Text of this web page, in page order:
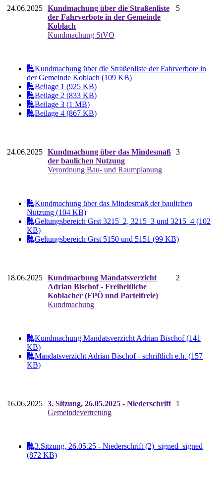
24.06.2025 Kundmachung über die Straßenliste
der Fahrverbote in der Gemeinde
Koblach
Kundmachung StVO
5
Kundmachung über die Straßenliste der Fahrverbote in
der Gemeinde Koblach (109 KB)
Beilage 1 (925 KB)
Beilage 2 (833 KB)
Beilage 3 (1 MB)
Beilage 4 (867 KB)
24.06.2025 Kundmachung über das Mindesmaß
der baulichen Nutzung
Verordnung Bau- und Raumplanung
3
Kundmachung über das Mindesmaß der baulichen
Nutzung (104 KB)
Geltungsbereich Grst 3215_2, 3215_3 und 3215_4 (102
KB)
Geltungsbereich Grst 5150 und 5151 (99 KB)
18.06.2025 Kundmachung Mandatsverzicht
Adrian Bischof - Freiheitliche
Koblacher (FPÖ und Parteifreie)
Kundmachung
2
Kundmachung Mandatsverzicht Adrian Bischof (141
KB)
Mandatsverzicht Adrian Bischof - schriftlich e.h. (157
KB)
16.06.2025 3. Sitzung, 26.05.2025 - Niederschrift
Gemeindevertretung
1
3.Sitzung, 26.05.25 - Niederschrift (2)_signed_signed
(872 KB)